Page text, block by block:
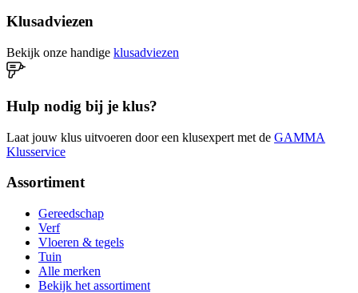
Klusadviezen
Bekijk onze handige klusadviezen
Hulp nodig bij je klus?
Laat jouw klus uitvoeren door een klusexpert met de GAMMA
Klusservice
Assortiment
Gereedschap
Verf
Vloeren & tegels
Tuin
Alle merken
Bekijk het assortiment